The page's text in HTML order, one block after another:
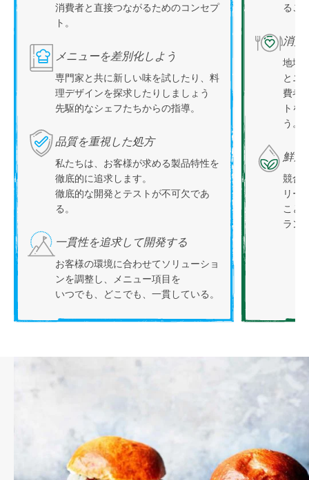
消費者と直接つながるためのコンセプ
ト。
メニューを差別化しよう
専門家と共に新しい味を試したり、料
理デザインを探求したりしましょう
先駆的なシェフたちからの指導。
品質を重視した処方
私たちは、お客様が求める製品特性を
徹底的に追求します。
徹底的な開発とテストが不可欠であ
る。
一貫性を追求して開発する
お客様の環境に合わせてソリューショ
ンを調整し、メニュー項目を
いつでも、どこでも、一貫している。
るこ
消費
地域
とニ
費者
トを
う。
鮮度
競合
リー
こと
ラン